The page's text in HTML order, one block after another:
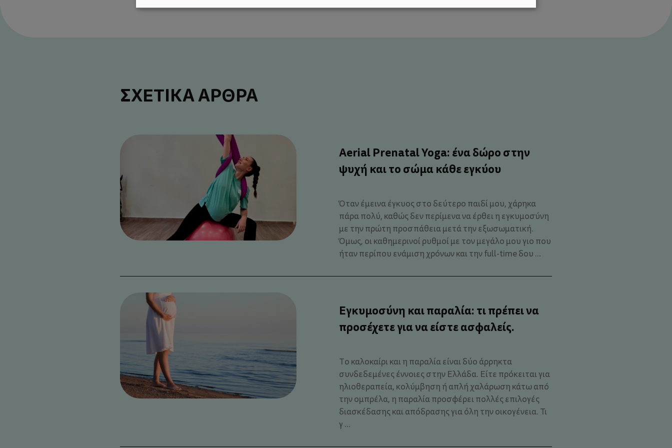
ΣΧΕΤΙΚΑ ΑΡΘΡΑ
Aerial Prenatal Yoga: ένα δώρο στην
ψυχή και το σώμα κάθε εγκύου
Όταν έμεινα έγκυος στο δεύτερο παιδί μου, χάρηκα
πάρα πολύ, καθώς δεν περίμενα να έρθει η εγκυμοσύνη
με την πρώτη προσπάθεια μετά την εξωσωματική.
Όμως, οι καθημερινοί ρυθμοί με τον μεγάλο μου γιο που
ήταν περίπου ενάμιση χρόνων και την full-time δου ...
Εγκυμοσύνη και παραλία: τι πρέπει να
προσέχετε για να είστε ασφαλείς.
Το καλοκαίρι και η παραλία είναι δύο άρρηκτα
συνδεδεμένες έννοιες στην Ελλάδα. Είτε πρόκειται για
ηλιοθεραπεία, κολύμβηση ή απλή χαλάρωση κάτω από
την ομπρέλα, η παραλία προσφέρει πολλές επιλογές
διασκέδασης και απόδρασης για όλη την οικογένεια. Τι
γ ...